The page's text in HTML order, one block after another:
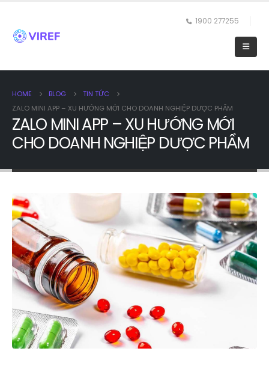
1900 277255
HOME BLOG
TIN TỨC
ZALO MINI APP – XU HƯỚNG MỚI CHO DOANH NGHIỆP DƯỢC PHẨM
ZALO MINI APP – XU HƯỚNG MỚI
CHO DOANH NGHIỆP DƯỢC PHẨM